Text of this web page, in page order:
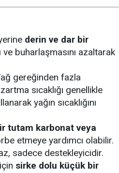
derin ve dar bir
ve buharlaşmasını azaltarak
gereğinden fazla
sıcaklığı genellikle
yağın sıcaklığını
tutam karbonat veya
etmeye yardımcı olabilir.
sadece destekleyicidir.
sirke dolu küçük bir